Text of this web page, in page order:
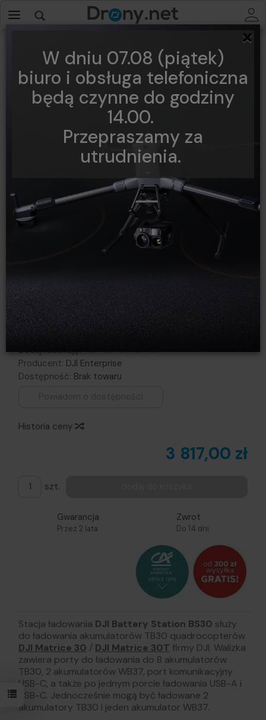
×
W dniu 07.08 (piątek)
biuro i obsługa telefoniczna
będą czynne do godziny
14.00.
Przepraszamy za
utrudnienia.
DJI Battery Station BS30
stacja ładowania Matrice 30
Obserwuj produkt:
Dodaj recenzję:
Producent: DJI Enterprise
Dostępność: Brak towaru
Historia ceny
3 817,00 zł
szt.
Gwarancja
Przez 2 lata
Zwrot
Do 14 dni
Stacja ładowania DJI Battery Station BS30 służy
do ładowania akumulatorów TB30 quadrocopterów
DJI Matrice 30 / DJI Matrice 30T firmy DJI. Walizka
zawiera porty do ładowania do 8 akumulatorów
TB30, 2 akumulatorów WB37, port komunikacyjny
USB-C, a także po jednym porcie ładowania USB-A i
USB-C. Jednocześnie mogą być ładowane 2
akumulatory TB30 i jeden akumulator WB37.